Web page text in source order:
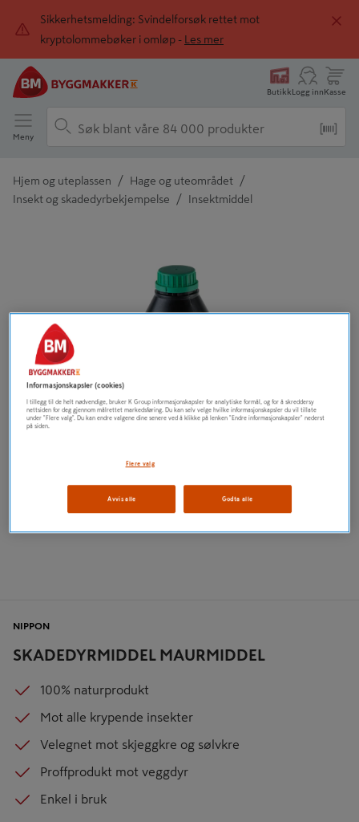
Sikkerhetsmelding: Svindelforsøk rettet mot
kryptolommebøker i omløp -
Les mer
ButikkLogg innKasse
Meny
Hjem og uteplassen / Hage og uteområdet /
Insekt og skadedyrbekjempelse / Insektmiddel
SKADEDYRMIDDEL MAURMIDDEL
NIPPON
100% naturprodukt
Mot alle krypende insekter
Velegnet mot skjeggkre og sølvkre
Proffprodukt mot veggdyr
Enkel i bruk
Informasjonskapsler (cookies)
I tillegg til de helt nødvendige, bruker K Group informasjonskapsler for analytiske formål, og for å skreddersy
nettsiden for deg gjennom målrettet markedsføring. Du kan selv velge hvilke informasjonskapsler du vil tillate
under "Flere valg". Du kan endre valgene dine senere ved å klikke på lenken "Endre informasjonskapsler" nederst
på siden.
Flere valg
Avvis alle Godta alle